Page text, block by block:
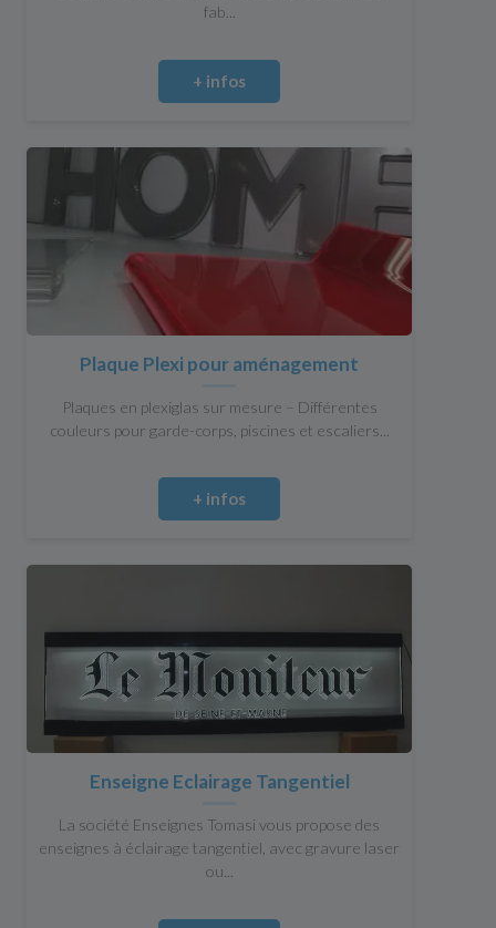
fab...
+ infos
Plaque Plexi pour aménagement
Plaques en plexiglas sur mesure – Différentes
couleurs pour garde-corps, piscines et escaliers...
+ infos
Enseigne Eclairage Tangentiel
La société Enseignes Tomasi vous propose des
enseignes à éclairage tangentiel, avec gravure laser
ou...